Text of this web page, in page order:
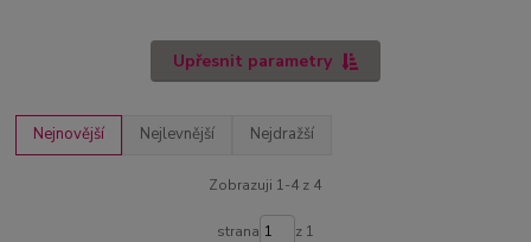
Upřesnit parametry
Nejnovější Nejlevnější Nejdražší
Zobrazuji 1-4 z 4
strana z 1